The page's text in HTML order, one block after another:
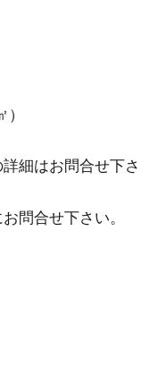
細はお問合せ下さ
問合せ下さい。